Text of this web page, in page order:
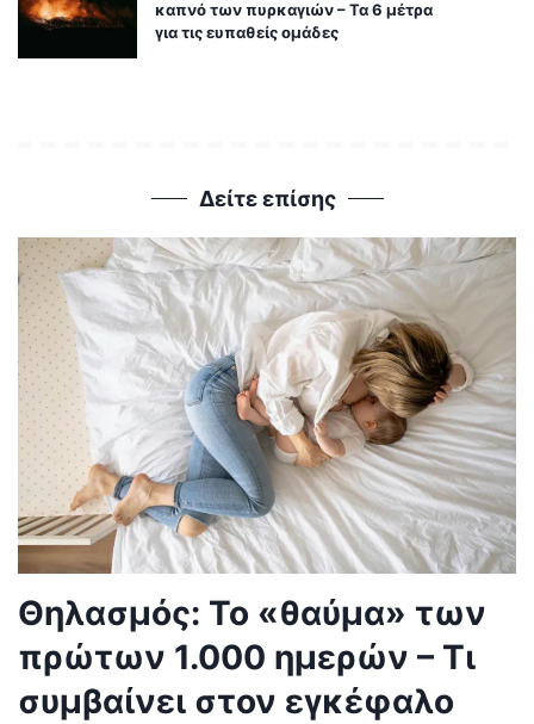
καπνό των πυρκαγιών – Τα 6 μέτρα
για τις ευπαθείς ομάδες
Δείτε επίσης
Θηλασμός: Το «θαύμα» των
πρώτων 1.000 ημερών – Τι
συμβαίνει στον εγκέφαλο